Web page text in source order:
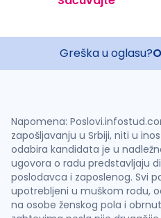
Greška u oglasu?
Napomena:
zapošljavanju u Srbiji, niti u
odabira kandidata je u
ugovora o radu predstavljaju
poslodavca i zaposlenog. Svi
upotrebljeni u muškom rodu,
na osobe ženskog pola i